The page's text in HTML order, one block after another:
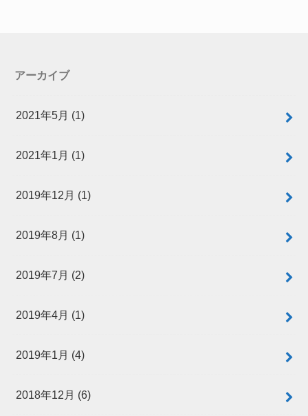
アーカイブ
2021年5月 (1)
2021年1月 (1)
2019年12月 (1)
2019年8月 (1)
2019年7月 (2)
2019年4月 (1)
2019年1月 (4)
2018年12月 (6)